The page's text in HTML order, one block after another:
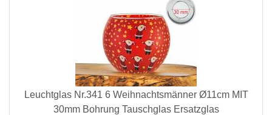
Leuchtglas Nr.341 6 Weihnachtsmänner Ø11cm MIT
30mm Bohrung Tauschglas Ersatzglas